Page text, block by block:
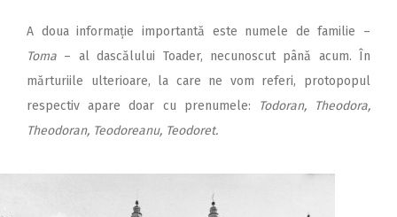
A doua informație importantă este numele de familie –
Toma – al dascălului Toader, necunoscut până acum. În
mărturiile ulterioare, la care ne vom referi, protopopul
respectiv apare doar cu prenumele:
Todoran, Theodora,
Theodoran, Teodoreanu, Teodoret.